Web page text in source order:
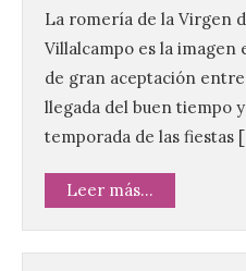
La romería de la Virgen
Villalcampo es la imagen
de gran aceptación
llegada del buen tiempo
temporada de las fiestas
Leer más...